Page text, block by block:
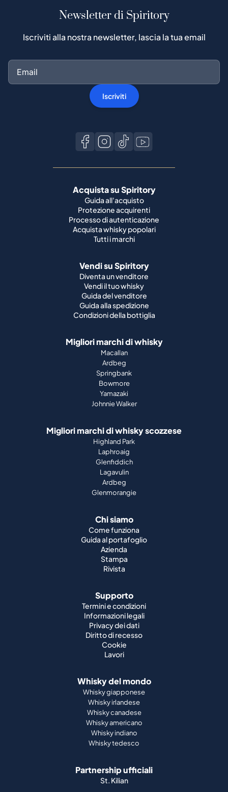
Newsletter di Spiritory
Iscriviti alla nostra newsletter, lascia la tua email
Iscriviti
Acquista su Spiritory
Guida all'acquisto
Protezione acquirenti
Processo di autenticazione
Acquista whisky popolari
Tutti i marchi
Vendi su Spiritory
Diventa un venditore
Vendi il tuo whisky
Guida del venditore
Guida alla spedizione
Condizioni della bottiglia
Migliori marchi di whisky
Macallan
Ardbeg
Springbank
Bowmore
Yamazaki
Johnnie Walker
Migliori marchi di whisky scozzese
Highland Park
Laphroaig
Glenfiddich
Lagavulin
Ardbeg
Glenmorangie
Chi siamo
Come funziona
Guida al portafoglio
Azienda
Stampa
Rivista
Supporto
Termini e condizioni
Informazioni legali
Privacy dei dati
Diritto di recesso
Cookie
Lavori
Whisky del mondo
Whisky giapponese
Whisky irlandese
Whisky canadese
Whisky americano
Whisky indiano
Whisky tedesco
Partnership ufficiali
St. Kilian